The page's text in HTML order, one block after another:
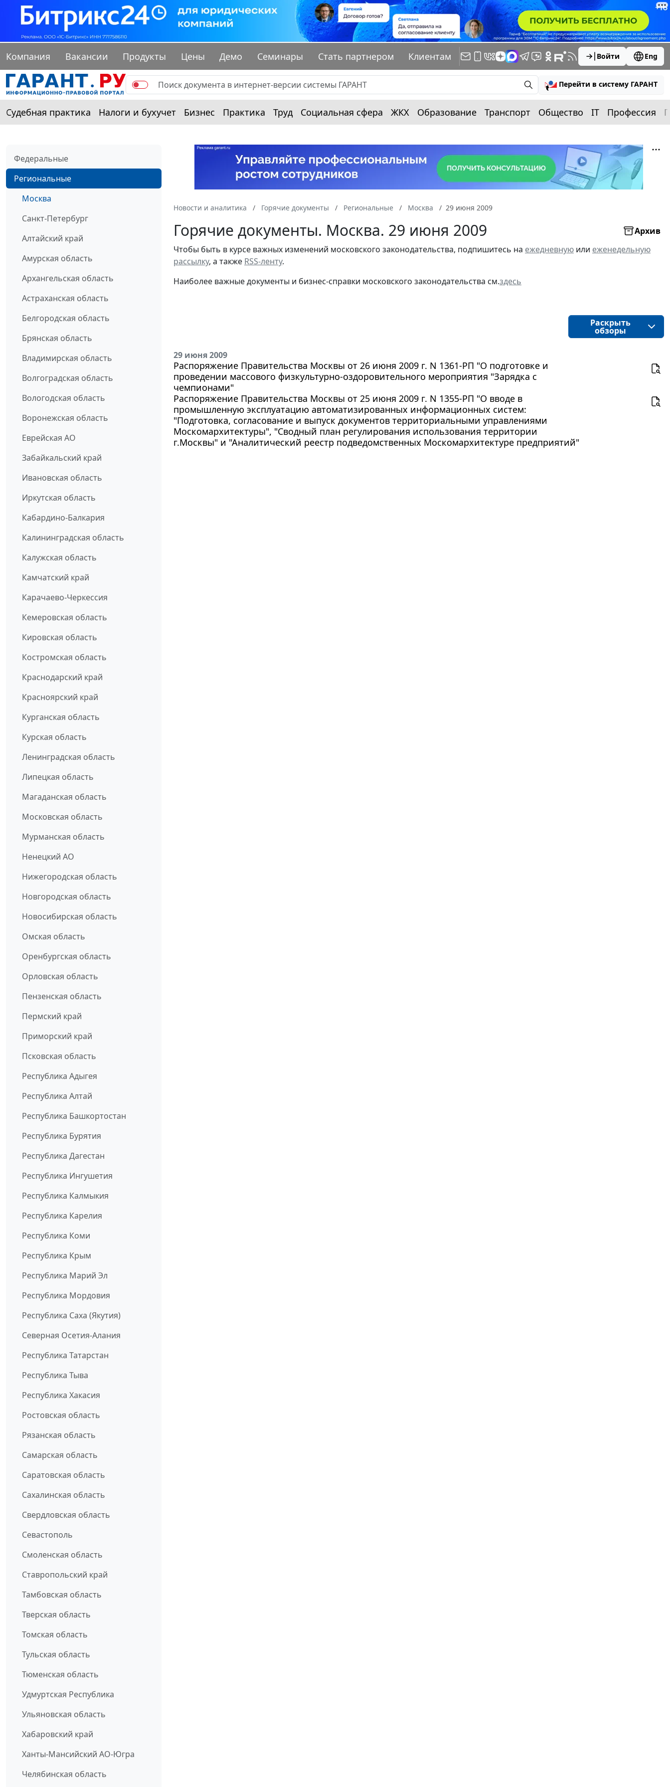
Компания Вакансии Продукты Цены Демо Семинары Стать партнером Клиентам Войти Eng
Перейти в систему ГАРАНТ
Судебная практика Налоги и бухучет Бизнес Практика Труд Социальная сфера ЖКХ Образование Транспорт Общество IT Профессия
Федеральные
Региональные
Москва
Санкт-Петербург
Алтайский край
Амурская область
Архангельская область
Астраханская область
Белгородская область
Брянская область
Владимирская область
Волгоградская область
Вологодская область
Воронежская область
Еврейская АО
Забайкальский край
Ивановская область
Иркутская область
Кабардино-Балкария
Калининградская область
Калужская область
Камчатский край
Карачаево-Черкессия
Кемеровская область
Кировская область
Костромская область
Краснодарский край
Красноярский край
Курганская область
Курская область
Ленинградская область
Липецкая область
Магаданская область
Московская область
Мурманская область
Ненецкий АО
Нижегородская область
Новгородская область
Новосибирская область
Омская область
Оренбургская область
Орловская область
Пензенская область
Пермский край
Приморский край
Псковская область
Республика Адыгея
Республика Алтай
Республика Башкортостан
Республика Бурятия
Республика Дагестан
Республика Ингушетия
Республика Калмыкия
Республика Карелия
Республика Коми
Республика Крым
Республика Марий Эл
Республика Мордовия
Республика Саха (Якутия)
Северная Осетия-Алания
Республика Татарстан
Республика Тыва
Республика Хакасия
Ростовская область
Рязанская область
Самарская область
Саратовская область
Сахалинская область
Свердловская область
Севастополь
Смоленская область
Ставропольский край
Тамбовская область
Тверская область
Томская область
Тульская область
Тюменская область
Удмуртская Республика
Ульяновская область
Хабаровский край
Ханты-Мансийский АО-Югра
Челябинская область
Новости и аналитика Горячие документы Региональные Москва 29 июня 2009
Горячие документы. Москва. 29 июня 2009
Архив
Чтобы быть в курсе важных изменений московского законодательства, подпишитесь на ежедневную или еженедельную
рассылку, а также RSS-ленту.
Наиболее важные документы и бизнес-справки московского законодательства см.здесь
Раскрыть
обзоры
29 июня 2009
Распоряжение Правительства Москвы от 26 июня 2009 г. N 1361-РП "О подготовке и
проведении массового физкультурно-оздоровительного мероприятия "Зарядка с
чемпионами"
Распоряжение Правительства Москвы от 25 июня 2009 г. N 1355-РП "О вводе в
промышленную эксплуатацию автоматизированных информационных систем:
"Подготовка, согласование и выпуск документов территориальными управлениями
Москомархитектуры", "Сводный план регулирования использования территории
г.Москвы" и "Аналитический реестр подведомственных Москомархитектуре предприятий"